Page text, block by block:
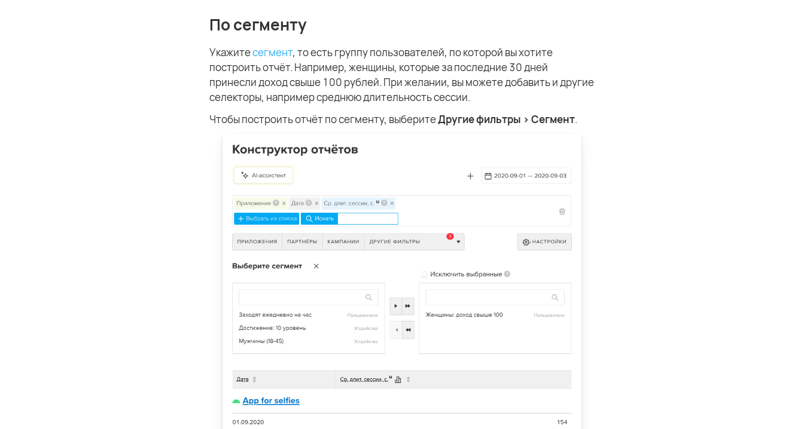
По сегменту
Укажитесегмент, то есть группу пользователей, по которой вы хотите
построить отчёт. Например, женщины, которые за последние 30 дней
принесли доход свыше 100 рублей. При желании, вы можете добавить и другие
селекторы, например среднюю длительность сессии.
Чтобы построить отчёт по сегменту, выберитеДругие фильтры > Сегмент.